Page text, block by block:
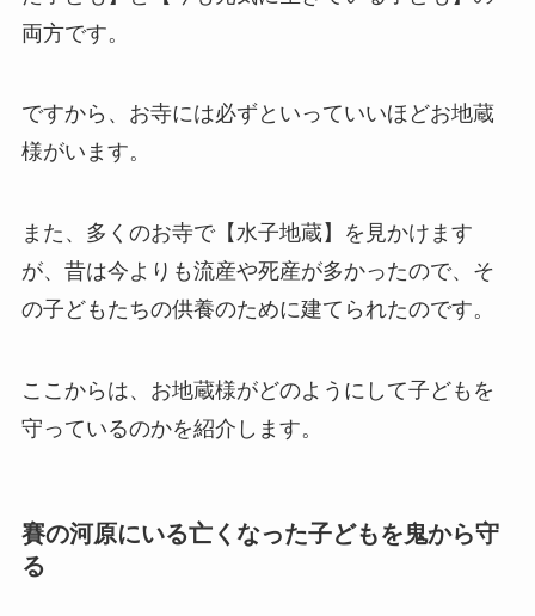
両方です。
ですから、お寺には必ずといっていいほどお地蔵
様がいます。
また、多くのお寺で【水子地蔵】を見かけます
が、昔は今よりも流産や死産が多かったので、そ
の子どもたちの供養のために建てられたのです。
ここからは、お地蔵様がどのようにして子どもを
守っているのかを紹介します。
賽の河原にいる亡くなった子どもを鬼から守
る